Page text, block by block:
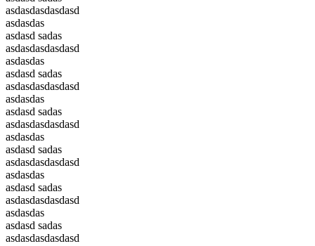
asdasdasdasdasd
asdasdas
asdasd sadas
asdasdasdasdasd
asdasdas
asdasd sadas
asdasdasdasdasd
asdasdas
asdasd sadas
asdasdasdasdasd
asdasdas
asdasd sadas
asdasdasdasdasd
asdasdas
asdasd sadas
asdasdasdasdasd
asdasdas
asdasd sadas
asdasdasdasdasd